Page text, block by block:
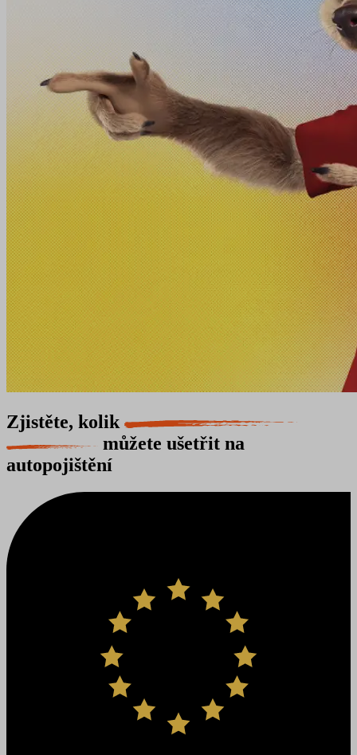
Zjistěte, kolik
můžete ušetřit na
autopojištění